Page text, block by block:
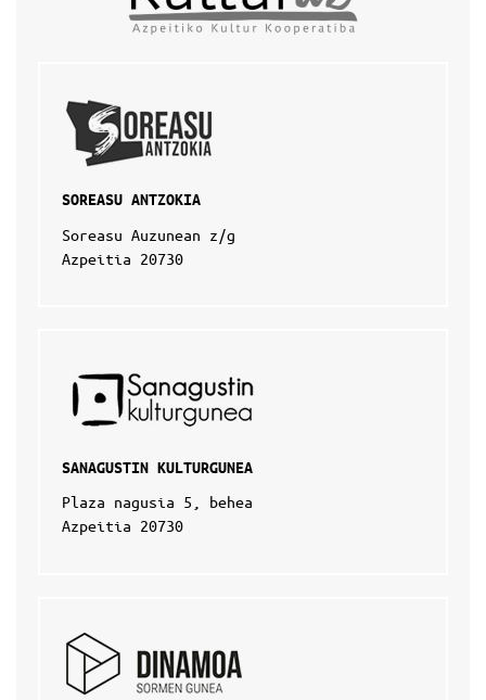
SOREASU ANTZOKIA
Soreasu Auzunean z/g
Azpeitia 20730
SANAGUSTIN KULTURGUNEA
Plaza nagusia 5, behea
Azpeitia 20730